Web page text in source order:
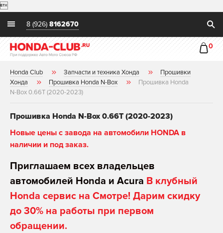

8 (926) 8162670
0
Honda Club Запчасти и техника Хонда
Прошивки
Хонда
Прошивка Honda N-Box
Прошивка Honda
N-Box 0.66T (2020-2023)
Прошивка Honda N-Box 0.66T (2020-2023)
Новые цены с завода на автомобили HONDA в
наличии и под заказ.
Приглашаем всех владельцев
автомобилей Honda и Acura В клубный
Honda сервис на Смотре! Дарим скидку
до 30% на работы при первом
обращении.